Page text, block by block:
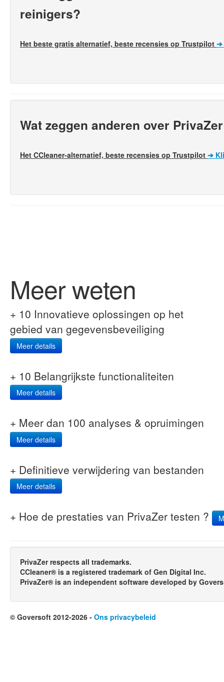
reinigers?
Het beste gratis alternatief, beste recensies op Trustpilot ➔
Wat zeggen anderen over
Het CCleaner-alternatief, beste recensies op Trustpilot ➔
Meer weten
+ 10 Innovatieve oplossingen op het
gebied van gegevensbeveiliging
Meer details
+ 10 Belangrijkste functionaliteiten
Meer details
+ Meer dan 100 analyses & opruimingen
Meer details
+ Definitieve verwijdering van bestanden
Meer details
+ Hoe de prestaties van PrivaZer testen ?
PrivaZer respects all trademarks.
CCleaner® is a registered trademark of Gen Digital Inc.
PrivaZer® is an independent software developed by
© Goversoft 2012-2026 - Ons privacybeleid